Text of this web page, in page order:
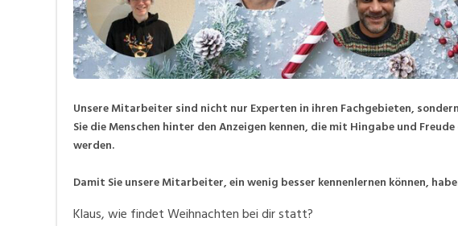
Unsere Mitarbeiter sind nicht nur Experten in ihren Fachgebieten,
Sie die Menschen hinter den Anzeigen kennen, die mit Hingabe und
werden.
Damit Sie unsere Mitarbeiter, ein wenig besser kennenlernen können,
Klaus, wie findet Weihnachten bei dir statt?